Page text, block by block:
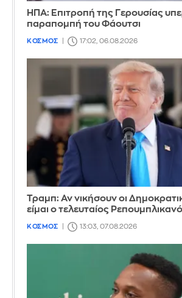
ΗΠΑ: Επιτροπή της Γερουσίας
παραπομπή του Φάουτσι
ΚΟΣΜΟΣ 17:02, 06.08.2026
Τραμπ: Αν νικήσουν οι
είμαι ο τελευταίος
ΚΟΣΜΟΣ 13:03, 07.08.2026